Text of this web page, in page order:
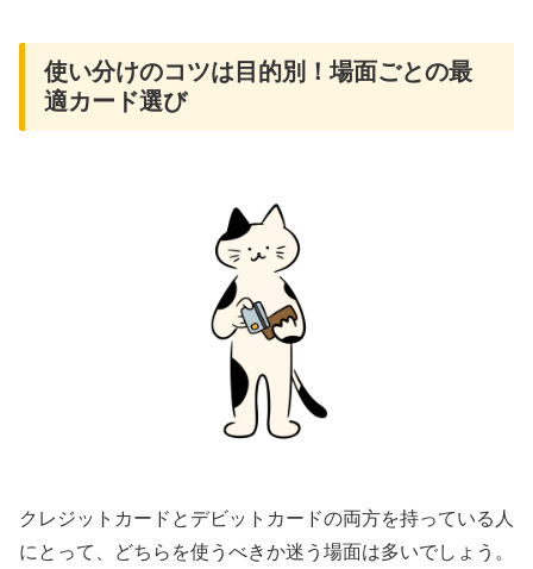
使い分けのコツは目的別！場面ごとの最
適カード選び
クレジットカードとデビットカードの両方を持っている人
にとって、どちらを使うべきか迷う場面は多いでしょう。